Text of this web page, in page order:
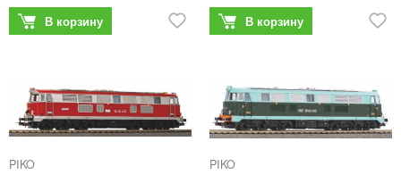
PIKO PIKO